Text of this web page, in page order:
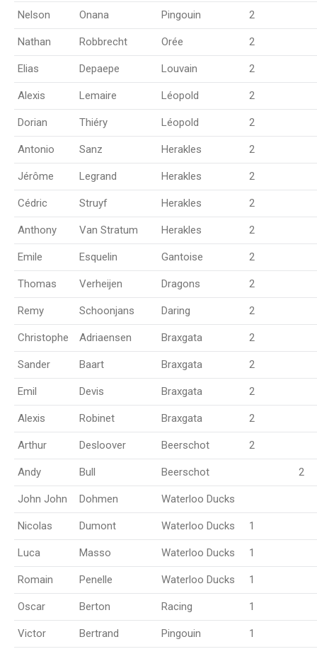
Nelson Onana Pingouin 2
Nathan Robbrecht Orée 2
Elias Depaepe Louvain 2
Alexis Lemaire Léopold 2
Dorian Thiéry Léopold 2
Antonio Sanz Herakles 2
Jérôme Legrand Herakles 2
Cédric Struyf Herakles 2
Anthony Van Stratum Herakles 2
Emile Esquelin Gantoise 2
Thomas Verheijen Dragons 2
Remy Schoonjans Daring 2
Christophe Adriaensen Braxgata 2
Sander Baart Braxgata 2
Emil Devis Braxgata 2
Alexis Robinet Braxgata 2
Arthur Desloover Beerschot 2
Andy Bull Beerschot 2
John John Dohmen Waterloo Ducks
Nicolas Dumont Waterloo Ducks 1
Luca Masso Waterloo Ducks 1
Romain Penelle Waterloo Ducks 1
Oscar Berton Racing 1
Victor Bertrand Pingouin 1